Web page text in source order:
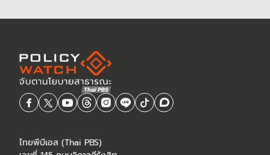
ไทยพีบีเอส (Thai PBS)